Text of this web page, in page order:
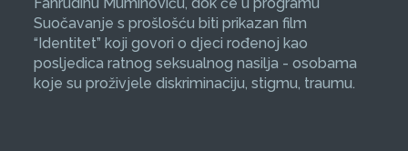
Suočavanje s prošlošću biti prikazan film
“Identitet” koji govori o djeci rođenoj kao
posljedica ratnog seksualnog nasilja - osobama
koje su proživjele diskriminaciju, stigmu, traumu.